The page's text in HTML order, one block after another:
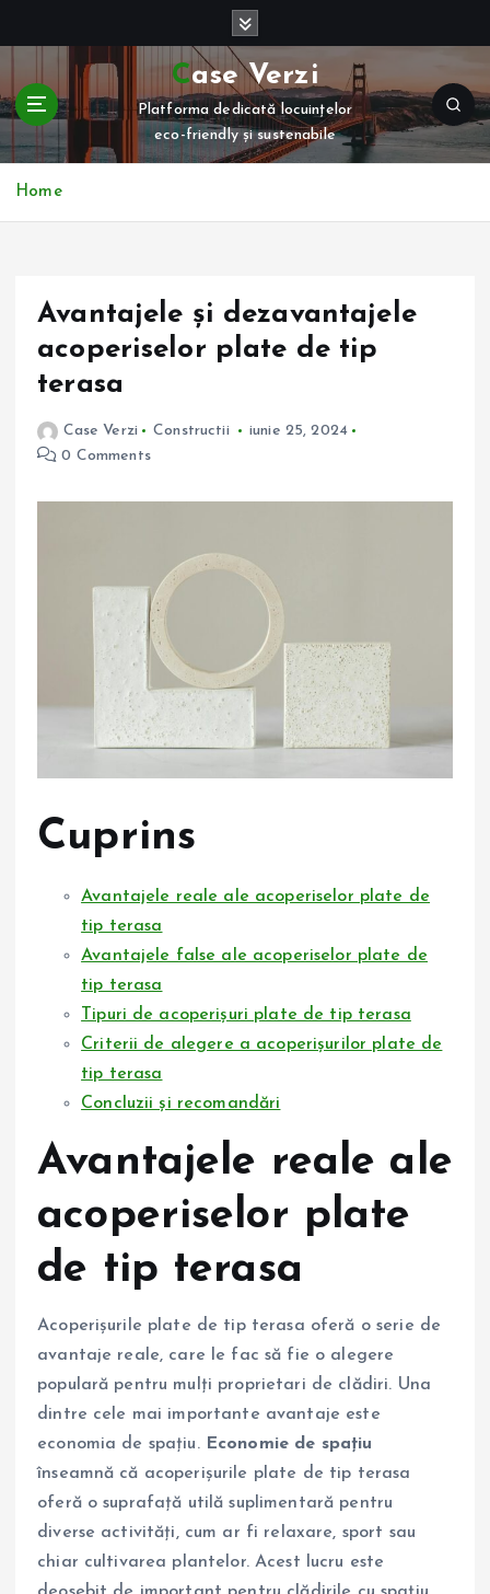
t
c
Case Verzi
Platforma dedicată locuințelor
eco-friendly și sustenabile
Home
Avantajele și dezavantajele
acoperiselor plate de tip
terasa
Case Verzi Constructii
iunie 25, 2024
0 Comments
Cuprins
Avantajele reale ale acoperiselor plate de
tip terasa
Avantajele false ale acoperiselor plate de
tip terasa
Tipuri de acoperișuri plate de tip terasa
Criterii de alegere a acoperișurilor plate de
tip terasa
Concluzii și recomandări
Avantajele reale ale
acoperiselor plate
de tip terasa
Acoperișurile plate de tip terasa oferă o serie de
avantaje reale, care le fac să fie o alegere
populară pentru mulți proprietari de clădiri. Una
dintre cele mai importante avantaje este
economia de spațiu. Economie de spațiu
înseamnă că acoperișurile plate de tip terasa
oferă o suprafață utilă suplimentară pentru
diverse activități, cum ar fi relaxare, sport sau
chiar cultivarea plantelor. Acest lucru este